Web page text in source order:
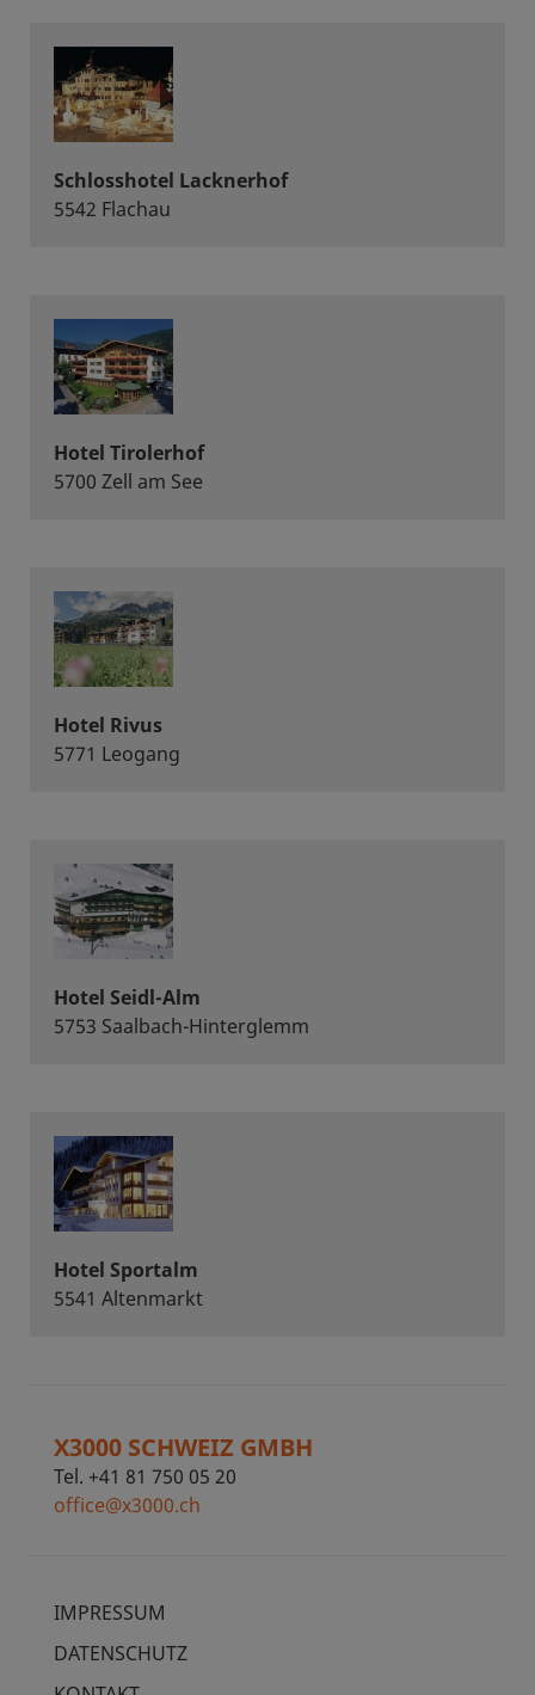
Schlosshotel Lacknerhof
5542 Flachau
Hotel Tirolerhof
5700 Zell am See
Hotel Rivus
5771 Leogang
Hotel Seidl-Alm
5753 Saalbach-Hinterglemm
Hotel Sportalm
5541 Altenmarkt
X3000 SCHWEIZ GMBH
Tel. +41 81 750 05 20
office@x3000.ch
IMPRESSUM
DATENSCHUTZ